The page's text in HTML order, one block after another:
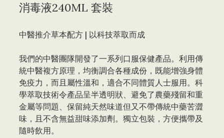
消毒液240ML 套裝
中醫推介草本配方 | 以科技萃取而成
我們的中醫團隊開發了一系列口服保健產品。利用傳
統中醫複方原理，均衡調合各種成份，既能增強身體
免疫力，而且屬性溫和，適合不同體質人士服用。科
學萃取技術令產品呈半透明狀、避免了農藥殘留和重
金屬等問題、保留純天然味道但又不帶傳統中藥苦澀
味，且不含無益甜味添加劑。獨立包裝，方便攜帶及
隨時飲用。